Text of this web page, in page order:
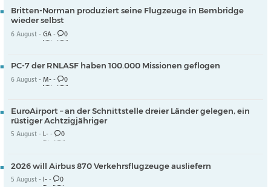
Britten-Norman produziert seine Flugzeuge in Bembridge
wieder selbst
6 August -GA- 0
PC-7 der RNLASF haben 100.000 Missionen geflogen
6 August -M-- 0
EuroAirport – an der Schnittstelle dreier Länder gelegen, ein
rüstiger Achtzigjähriger
5 August -L-- 0
2026 will Airbus 870 Verkehrsflugzeuge ausliefern
5 August - I-- 0